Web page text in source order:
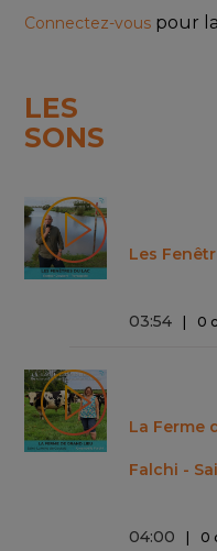
Connectez-vous pour
LES
SONS
Les
03:54 0
La Ferme
Falchi -
04:00 0